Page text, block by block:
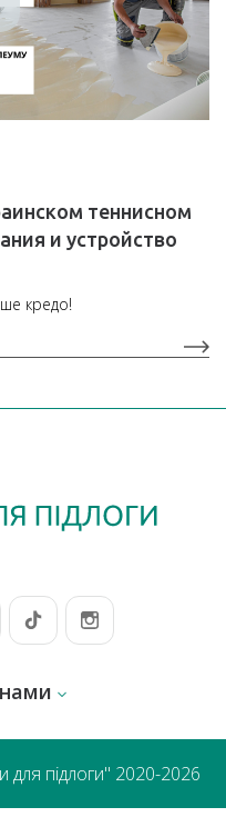
теннисном
и устройство
кредо!
підлоги" 2020-2026